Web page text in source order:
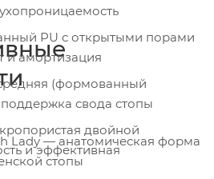
PU с открытыми порами
и амортизация
(формованный
свода стопы
двойной
и эффективная
Lady — анатомическая форма
стопы